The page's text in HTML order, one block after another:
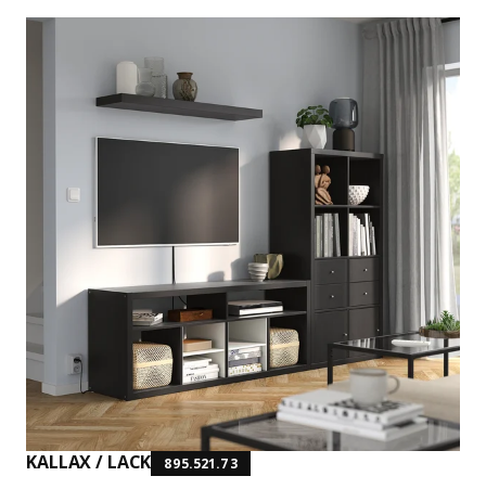
KALLAX / LACK 895.521.73